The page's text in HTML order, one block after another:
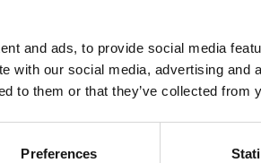
and ads, to provide social media
with our social media, advertising and
to them or that they’ve collected from
Preferences
a